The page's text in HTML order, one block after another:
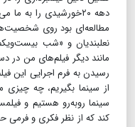
دهه ۲۰خورشیدی را به
مطالعه‌ای بود روی
نعلبندیان و «شب
مانند دیگر فیلم‌های من در
رسیدن به فرم اجرایی این
از سینما بگیریم، چه چیزی
سینما روبه‌رو هستیم و
کند که از نظر فکری و فرمی